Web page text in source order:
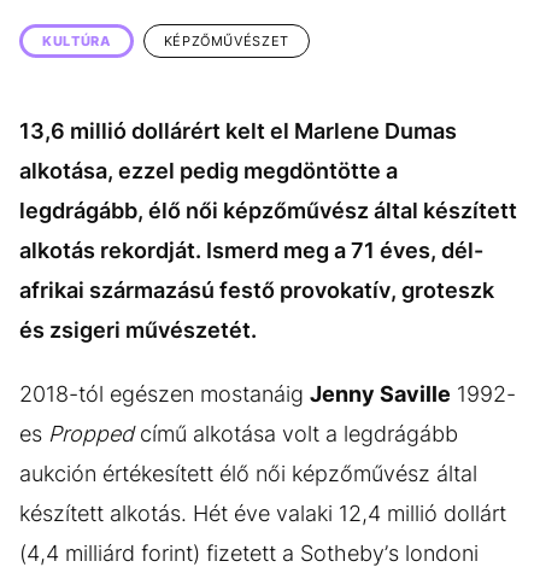
BESZÉLGETÉSEK ARCOK
GASZTRO
KULTÚRA KÉPZŐMŰVÉSZET
13,6 millió dollárért kelt el Marlene Dumas
alkotása, ezzel pedig megdöntötte a
legdrágább, élő női képzőművész által készített
alkotás rekordját. Ismerd meg a 71 éves, dél-
afrikai származású festő provokatív, groteszk
és zsigeri művészetét.
2018-tól egészen mostanáig Jenny Saville 1992-
es Proppedcímű alkotása volt a legdrágább
aukción értékesített élő női képzőművész által
készített alkotás. Hét éve valaki 12,4 millió dollárt
(4,4 milliárd forint) fizetett a Sotheby’s londoni